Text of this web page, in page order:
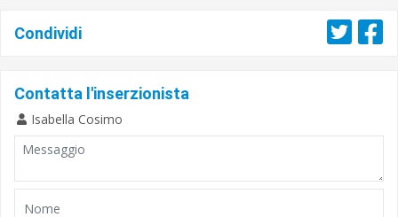
Condividi
Contatta l'inserzionista
Isabella Cosimo